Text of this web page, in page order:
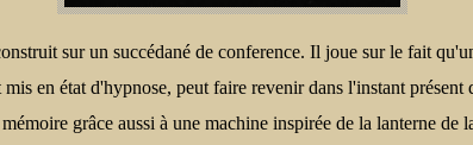
sur un succédané de conference. Il joue sur le fait
mis en état d'hypnose, peut faire revenir dans l'instant présent
grâce aussi à une machine inspirée de la lanterne de